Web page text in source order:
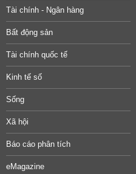
Tài chính - Ngân hàng
Bất động sản
Tài chính quốc tế
Kinh tế số
Sống
Xã hội
Báo cáo phân tích
eMagazine